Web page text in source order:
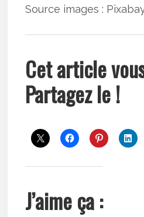
Source images :
Cet article
Partagez le !
J’aime ça :